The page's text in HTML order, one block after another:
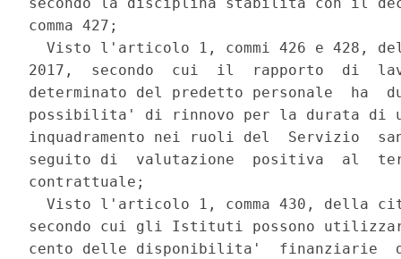
comma 427;
Visto l'articolo 1, commi 426 e 428,
2017,  secondo  cui  il  rapporto  di
determinato del predetto personale  ha
possibilita' di rinnovo per la durata di
inquadramento nei ruoli del  Servizio
seguito di  valutazione  positiva  al
contrattuale;
Visto l'articolo 1, comma 430, della
secondo cui gli Istituti possono
cento delle disponibilita'  finanziarie